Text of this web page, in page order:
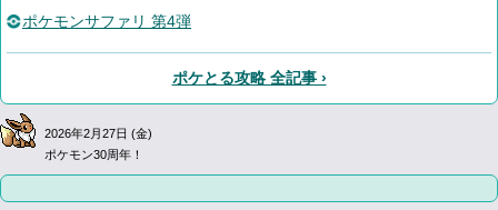
ポケモンサファリ 第4弾
ポケとる攻略 全記事 ›
2026年2月27日 (金)
ポケモン30周年！